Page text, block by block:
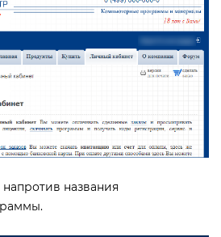
названия